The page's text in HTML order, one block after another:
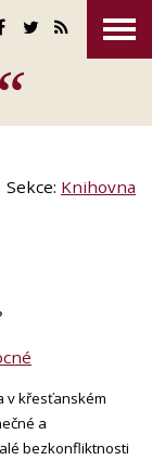
Sekce: Knihovna
v křesťanském
a
bezkonfliktnosti